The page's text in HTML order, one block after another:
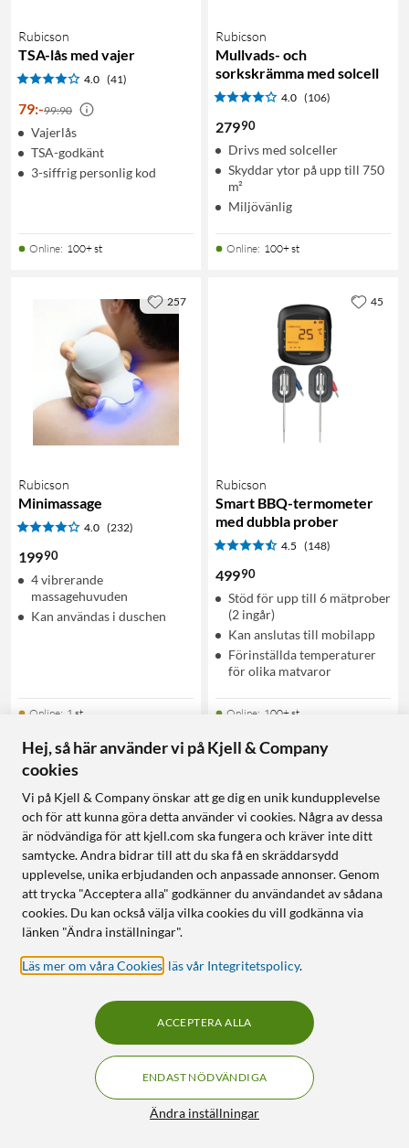
Rubicson
TSA-lås med vajer
4.0 (41)
79:-99:90
Vajerlås
TSA-godkänt
3-siffrig personlig kod
Online: 100+ st
Rubicson
Mullvads- och
sorkskrämma med solcell
4.0 (106)
27990
Drivs med solceller
Skyddar ytor på upp till 750
m²
Miljövänlig
Online: 100+ st
Rubicson
Minimassage
4.0 (232)
19990
4 vibrerande
massagehuvuden
Kan användas i duschen
Online: 1 st
257
Rubicson
Smart BBQ-termometer
med dubbla prober
4.5 (148)
49990
Stöd för upp till 6 mätprober
(2 ingår)
Kan anslutas till mobilapp
Förinställda temperaturer
för olika matvaror
Online: 100+ st
45
25% RABATT
Crème brûlée-brännare
Justerbar låga
Tänds med en
knapptryckning
Drivs med butangas (ingår
Väckarklocka med trådlös
(139)
Stöd för trådlös Qi-laddning
Snooze, två alarm och
nattlampa
Visar rumstemperatur
Hej, så här använder vi på Kjell & Company
cookies
Vi på Kjell & Company önskar att ge dig en unik kundupplevelse
och för att kunna göra detta använder vi cookies. Några av dessa
är nödvändiga för att kjell.com ska fungera och kräver inte ditt
samtycke. Andra bidrar till att du ska få en skräddarsydd
upplevelse, unika erbjudanden och anpassade annonser. Genom
att trycka "Acceptera alla" godkänner du användandet av sådana
cookies. Du kan också välja vilka cookies du vill godkänna via
länken "Ändra inställningar".
Läs mer om våra Cookies läs vår Integritetspolicy.
Ändra inställningar
ENDAST NÖDVÄNDIGA
ACCEPTERA ALLA